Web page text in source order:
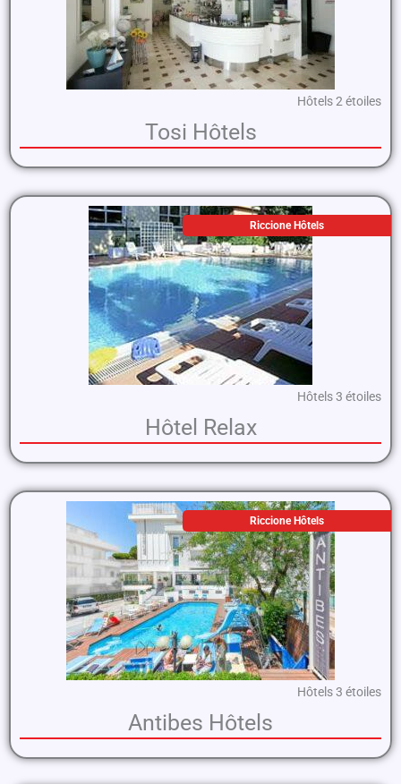
Hôtels 2 étoiles
Tosi Hôtels
Riccione Hôtels
Hôtels 3 étoiles
Hôtel Relax
Riccione Hôtels
Hôtels 3 étoiles
Antibes Hôtels